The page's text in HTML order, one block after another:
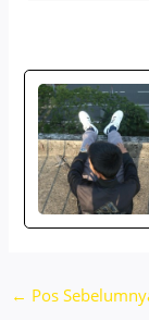
← Pos